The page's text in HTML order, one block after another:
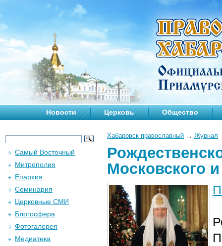
Новости Церковь Общество
Хабаровск православный → Журнал
Московского
Самый Восточный
Митрополия
Епархия
Семинария
Церковные СМИ
Блогосфера
Фотогалерея
Медиатека